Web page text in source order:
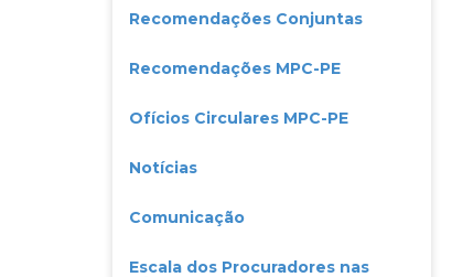
Recomendações Conjuntas
Recomendações MPC-PE
Ofícios Circulares MPC-PE
Notícias
Comunicação
Escala dos Procuradores nas